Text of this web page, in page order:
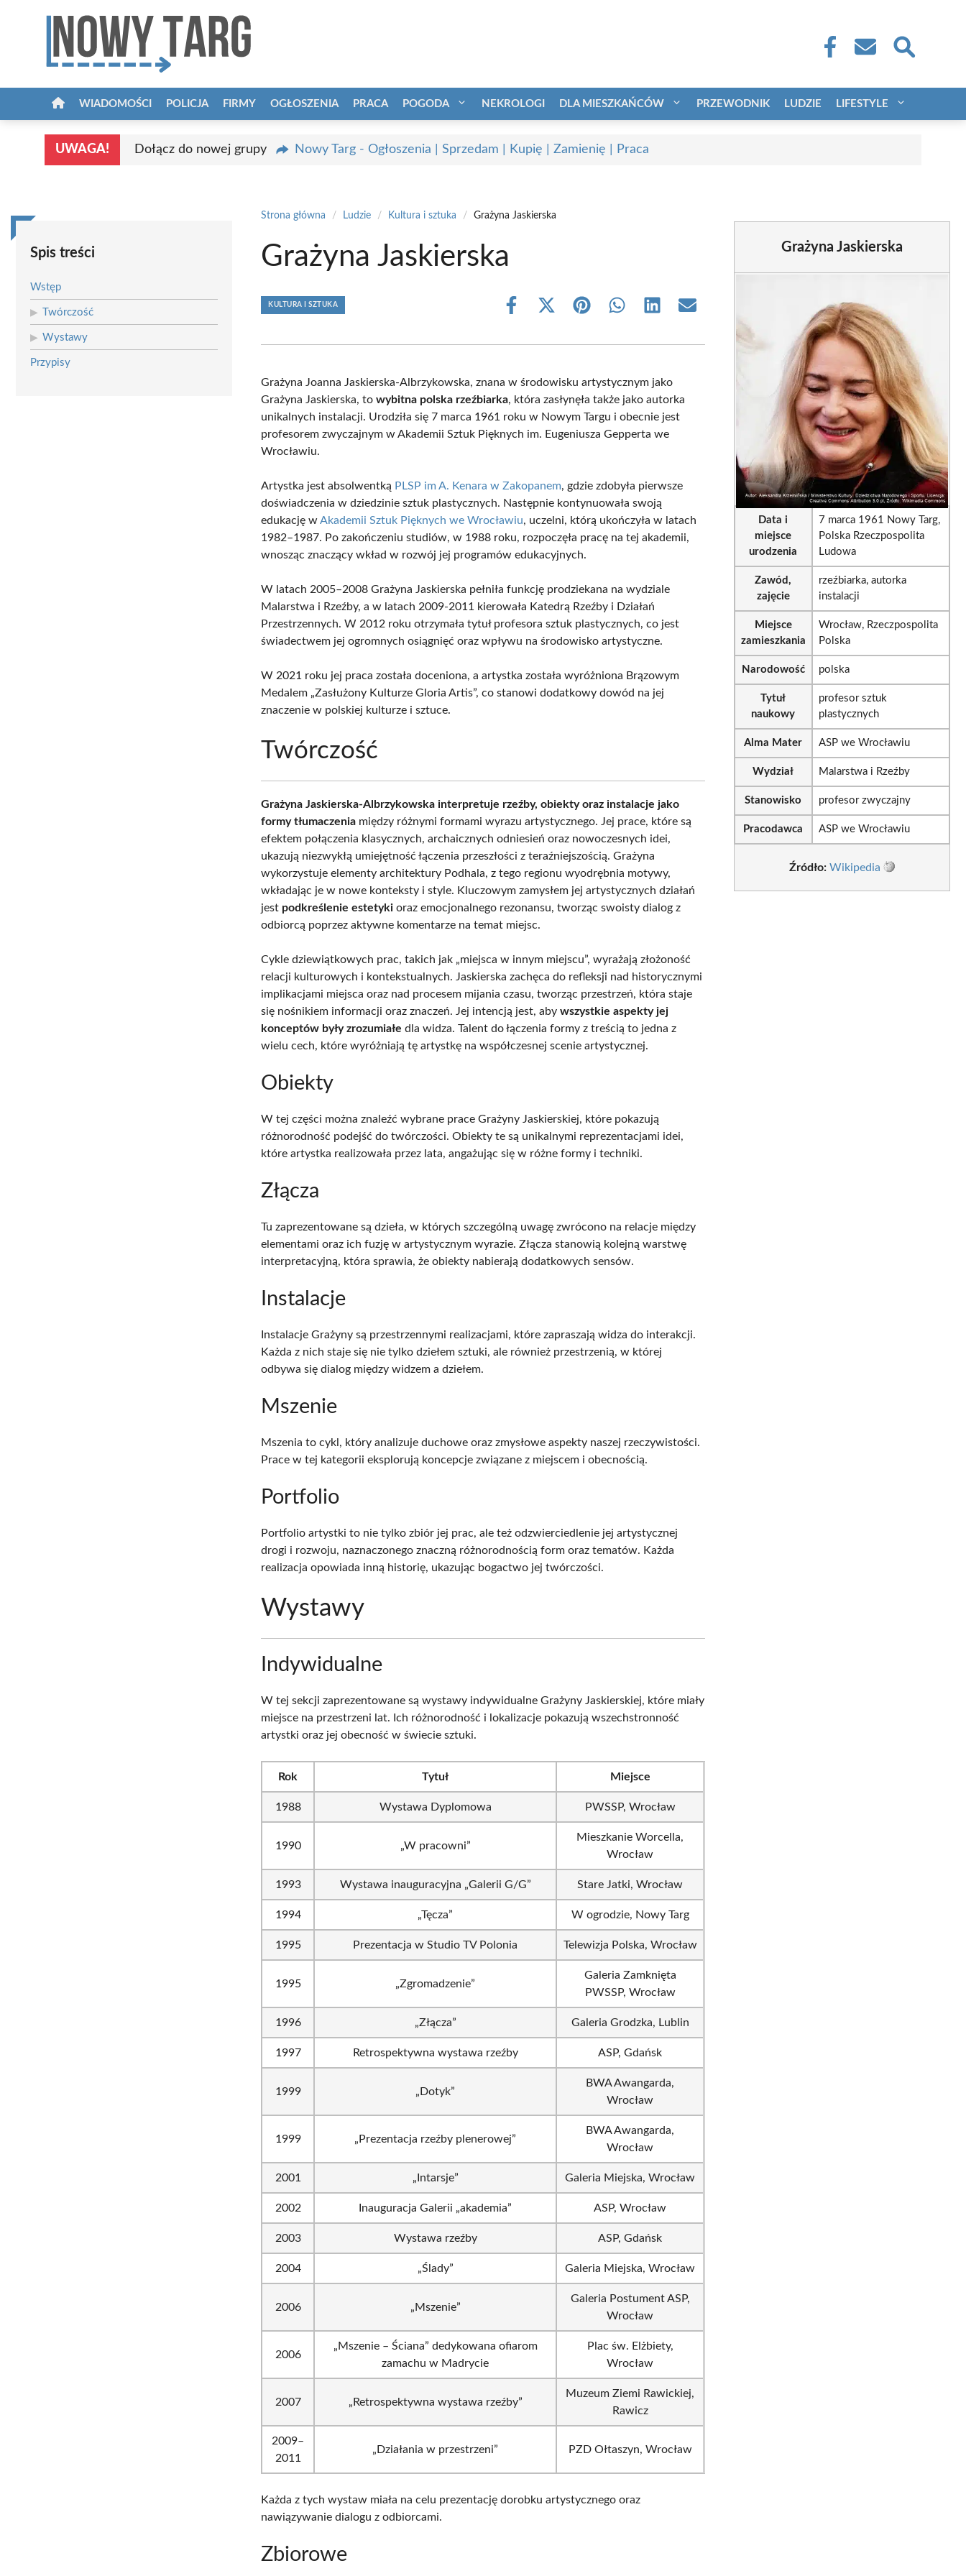
WIADOMOŚCI POLICJA FIRMY OGŁOSZENIA PRACA POGODA NEKROLOGI DLA MIESZKAŃCÓW PRZEWODNIK LUDZIE LIFESTYLE
UWAGA! Dołącz do nowej grupy Nowy Targ - Ogłoszenia | Sprzedam | Kupię | Zamienię | Praca
Spis treści
Wstęp
Twórczość
Wystawy
Przypisy
Strona główna / Ludzie / Kultura i sztuka / Grażyna Jaskierska
Grażyna Jaskierska
KULTURA I SZTUKA
Share
Share
(Twitter)
Share Share Share Share
Grażyna Joanna Jaskierska-Albrzykowska, znana w środowisku artystycznym jako
Grażyna Jaskierska, towybitna polska rzeźbiarka, która zasłynęła także jako autorka
unikalnych instalacji. Urodziła się 7 marca 1961 roku w Nowym Targu i obecnie jest
profesorem zwyczajnym w Akademii Sztuk Pięknych im. Eugeniusza Gepperta we
Wrocławiu.
Artystka jest absolwentką PLSP im A. Kenara w Zakopanem, gdzie zdobyła pierwsze
doświadczenia w dziedzinie sztuk plastycznych. Następnie kontynuowała swoją
edukację wAkademii Sztuk Pięknych we Wrocławiu, uczelni, którą ukończyła w latach
1982–1987. Po zakończeniu studiów, w 1988 roku, rozpoczęła pracę na tej akademii,
wnosząc znaczący wkład w rozwój jej programów edukacyjnych.
W latach 2005–2008 Grażyna Jaskierska pełniła funkcję prodziekana na wydziale
Malarstwa i Rzeźby, a w latach 2009-2011 kierowała Katedrą Rzeźby i Działań
Przestrzennych. W 2012 roku otrzymała tytuł profesora sztuk plastycznych, co jest
świadectwem jej ogromnych osiągnięć oraz wpływu na środowisko artystyczne.
W 2021 roku jej praca została doceniona, a artystka została wyróżniona Brązowym
Medalem „Zasłużony Kulturze Gloria Artis”, co stanowi dodatkowy dowód na jej
znaczenie w polskiej kulturze i sztuce.
Twórczość
Grażyna Jaskierska-Albrzykowska interpretuje rzeźby, obiekty oraz instalacje jako
formy tłumaczenia między różnymi formami wyrazu artystycznego. Jej prace, które są
efektem połączenia klasycznych, archaicznych odniesień oraz nowoczesnych idei,
ukazują niezwykłą umiejętność łączenia przeszłości z teraźniejszością. Grażyna
wykorzystuje elementy architektury Podhala, z tego regionu wyodrębnia motywy,
wkładając je w nowe konteksty i style. Kluczowym zamysłem jej artystycznych działań
jest podkreślenie estetyki oraz emocjonalnego rezonansu, tworząc swoisty dialog z
odbiorcą poprzez aktywne komentarze na temat miejsc.
Cykle dziewiątkowych prac, takich jak „miejsca w innym miejscu”, wyrażają złożoność
relacji kulturowych i kontekstualnych. Jaskierska zachęca do refleksji nad historycznymi
implikacjami miejsca oraz nad procesem mijania czasu, tworząc przestrzeń, która staje
się nośnikiem informacji oraz znaczeń. Jej intencją jest, abywszystkie aspekty jej
konceptów były zrozumiałe dla widza. Talent do łączenia formy z treścią to jedna z
wielu cech, które wyróżniają tę artystkę na współczesnej scenie artystycznej.
Obiekty
W tej części można znaleźć wybrane prace Grażyny Jaskierskiej, które pokazują
różnorodność podejść do twórczości. Obiekty te są unikalnymi reprezentacjami idei,
które artystka realizowała przez lata, angażując się w różne formy i techniki.
Złącza
Tu zaprezentowane są dzieła, w których szczególną uwagę zwrócono na relacje między
elementami oraz ich fuzję w artystycznym wyrazie. Złącza stanowią kolejną warstwę
interpretacyjną, która sprawia, że obiekty nabierają dodatkowych sensów.
Instalacje
Instalacje Grażyny są przestrzennymi realizacjami, które zapraszają widza do interakcji.
Każda z nich staje się nie tylko dziełem sztuki, ale również przestrzenią, w której
odbywa się dialog między widzem a dziełem.
Mszenie
Mszenia to cykl, który analizuje duchowe oraz zmysłowe aspekty naszej rzeczywistości.
Prace w tej kategorii eksplorują koncepcje związane z miejscem i obecnością.
Portfolio
Portfolio artystki to nie tylko zbiór jej prac, ale też odzwierciedlenie jej artystycznej
drogi i rozwoju, naznaczonego znaczną różnorodnością form oraz tematów. Każda
realizacja opowiada inną historię, ukazując bogactwo jej twórczości.
Wystawy
Indywidualne
W tej sekcji zaprezentowane są wystawy indywidualne Grażyny Jaskierskiej, które miały
miejsce na przestrzeni lat. Ich różnorodność i lokalizacje pokazują wszechstronność
artystki oraz jej obecność w świecie sztuki.
Rok Tytuł Miejsce
1988 Wystawa Dyplomowa PWSSP, Wrocław
1990 „W pracowni”
Mieszkanie Worcella,
Wrocław
1993 Wystawa inauguracyjna „Galerii G/G” Stare Jatki, Wrocław
1994 „Tęcza” W ogrodzie, Nowy Targ
1995 Prezentacja w Studio TV Polonia Telewizja Polska, Wrocław
1995 „Zgromadzenie”
Galeria Zamknięta
PWSSP, Wrocław
1996 „Złącza” Galeria Grodzka, Lublin
1997 Retrospektywna wystawa rzeźby ASP, Gdańsk
1999 „Dotyk”
BWA Awangarda,
Wrocław
1999 „Prezentacja rzeźby plenerowej”
BWA Awangarda,
Wrocław
2001 „Intarsje” Galeria Miejska, Wrocław
2002 Inauguracja Galerii „akademia” ASP, Wrocław
2003 Wystawa rzeźby ASP, Gdańsk
2004 „Ślady” Galeria Miejska, Wrocław
2006 „Mszenie”
Galeria Postument ASP,
Wrocław
2006
„Mszenie – Ściana” dedykowana ofiarom
zamachu w Madrycie
Plac św. Elżbiety,
Wrocław
2007 „Retrospektywna wystawa rzeźby”
Muzeum Ziemi Rawickiej,
Rawicz
2009–
2011
„Działania w przestrzeni” PZD Ołtaszyn, Wrocław
Każda z tych wystaw miała na celu prezentację dorobku artystycznego oraz
nawiązywanie dialogu z odbiorcami.
Zbiorowe
Grażyna Jaskierska
Data i
miejsce
urodzenia
7 marca 1961 Nowy Targ,
Polska Rzeczpospolita
Ludowa
Zawód,
zajęcie
rzeźbiarka, autorka
instalacji
Miejsce
zamieszkania
Wrocław, Rzeczpospolita
Polska
Narodowość polska
Tytuł
naukowy
profesor sztuk
plastycznych
Alma Mater ASP we Wrocławiu
Wydział Malarstwa i Rzeźby
Stanowisko profesor zwyczajny
Pracodawca ASP we Wrocławiu
Źródło: Wikipedia